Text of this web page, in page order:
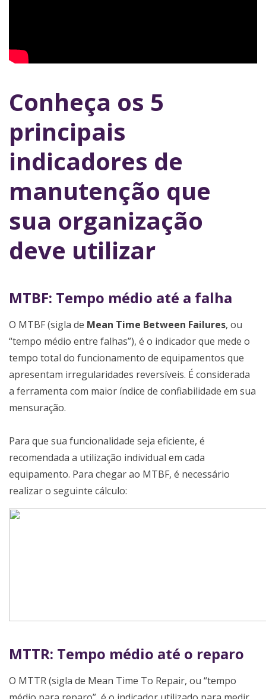
Conheça os 5
principais
indicadores de
manutenção que
sua organização
deve utilizar
MTBF: Tempo médio até a falha
O MTBF (sigla de Mean Time Between Failures, ou
“tempo médio entre falhas”), é o indicador que mede o
tempo total do funcionamento de equipamentos que
apresentam irregularidades reversíveis. É considerada
a ferramenta com maior índice de confiabilidade em sua
mensuração.
Para que sua funcionalidade seja eficiente, é
recomendada a utilização individual em cada
equipamento. Para chegar ao MTBF, é necessário
realizar o seguinte cálculo:
MTTR: Tempo médio até o reparo
O MTTR (sigla de Mean Time To Repair, ou “tempo